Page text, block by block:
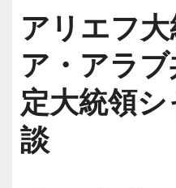
アリエフ
ア・アラ
定大統領
談